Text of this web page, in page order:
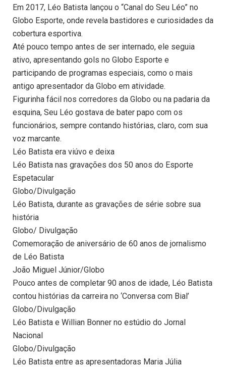
Em 2017, Léo Batista lançou o “Canal do Seu Léo” no
Globo Esporte, onde revela bastidores e curiosidades da
cobertura esportiva.
Até pouco tempo antes de ser internado, ele seguia
ativo, apresentando gols no Globo Esporte e
participando de programas especiais, como o mais
antigo apresentador da Globo em atividade.
Figurinha fácil nos corredores da Globo ou na padaria da
esquina, Seu Léo gostava de bater papo com os
funcionários, sempre contando histórias, claro, com sua
voz marcante.
Léo Batista era viúvo e deixa
Léo Batista nas gravações dos 50 anos do Esporte
Espetacular
Globo/Divulgação
Léo Batista, durante as gravações de série sobre sua
história
Globo/ Divulgação
Comemoração de aniversário de 60 anos de jornalismo
de Léo Batista
João Miguel Júnior/Globo
Pouco antes de completar 90 anos de idade, Léo Batista
contou histórias da carreira no ‘Conversa com Bial’
Globo/Divulgação
Léo Batista e Willian Bonner no estúdio do Jornal
Nacional
Globo/Divulgação
Léo Batista entre as apresentadoras Maria Júlia